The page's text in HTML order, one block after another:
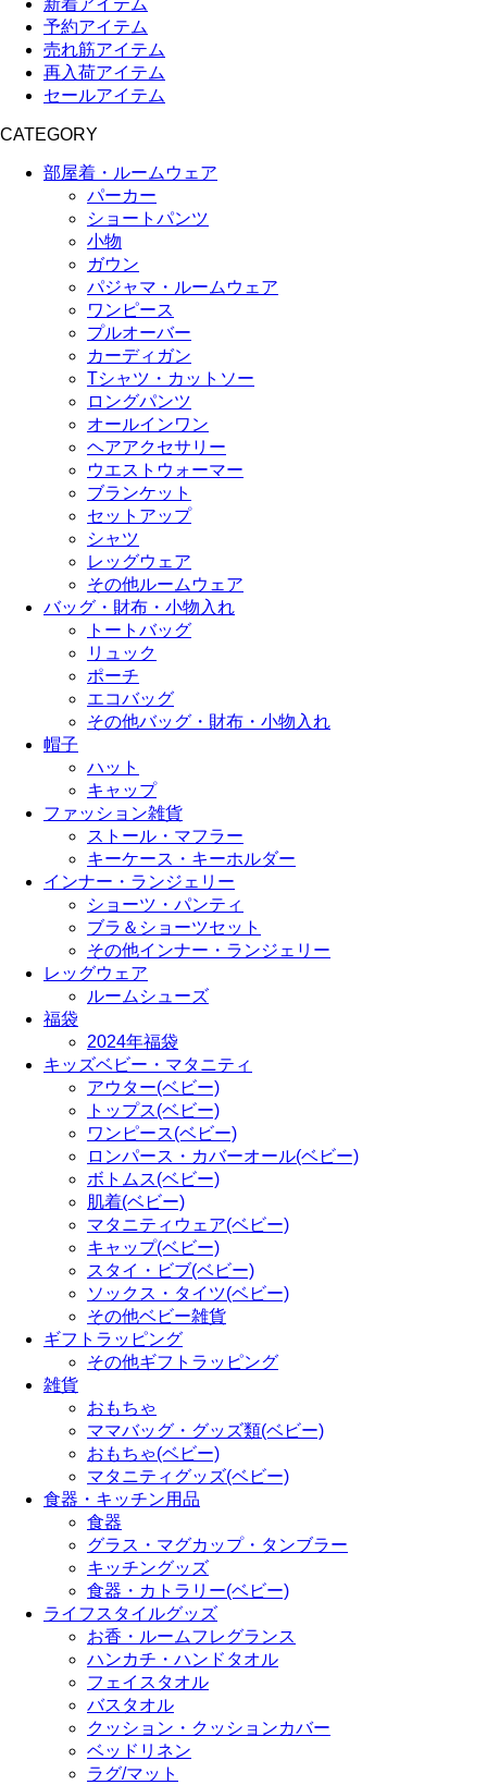
予約アイテム
売れ筋アイテム
再入荷アイテム
セールアイテム
CATEGORY
部屋着・ルームウェア
パーカー
ショートパンツ
小物
ガウン
パジャマ・ルームウェア
ワンピース
プルオーバー
カーディガン
Tシャツ・カットソー
ロングパンツ
オールインワン
ヘアアクセサリー
ウエストウォーマー
ブランケット
セットアップ
シャツ
レッグウェア
その他ルームウェア
バッグ・財布・小物入れ
トートバッグ
リュック
ポーチ
エコバッグ
その他バッグ・財布・小物入れ
帽子
ハット
キャップ
ファッション雑貨
ストール・マフラー
キーケース・キーホルダー
インナー・ランジェリー
ショーツ・パンティ
ブラ＆ショーツセット
その他インナー・ランジェリー
レッグウェア
ルームシューズ
福袋
2024年福袋
キッズベビー・マタニティ
アウター(ベビー)
トップス(ベビー)
ワンピース(ベビー)
ロンパース・カバーオール(ベビー)
ボトムス(ベビー)
肌着(ベビー)
マタニティウェア(ベビー)
キャップ(ベビー)
スタイ・ビブ(ベビー)
ソックス・タイツ(ベビー)
その他ベビー雑貨
ギフトラッピング
その他ギフトラッピング
雑貨
おもちゃ
ママバッグ・グッズ類(ベビー)
おもちゃ(ベビー)
マタニティグッズ(ベビー)
食器・キッチン用品
食器
グラス・マグカップ・タンブラー
キッチングッズ
食器・カトラリー(ベビー)
ライフスタイルグッズ
お香・ルームフレグランス
ハンカチ・ハンドタオル
フェイスタオル
バスタオル
クッション・クッションカバー
ベッドリネン
ラグ/マット